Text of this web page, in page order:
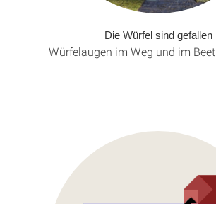
Die Würfel sind gefallen
Würfelaugen im Weg und im Beet